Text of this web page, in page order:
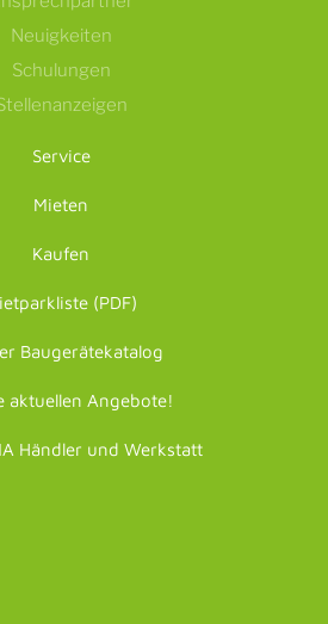
Neuigkeiten
Schulungen
Service
Mieten
Kaufen
(PDF)
Baugerätekatalog
aktuellen Angebote!
Händler und Werkstatt